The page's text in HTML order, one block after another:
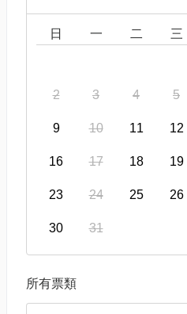
日 一 二 三
2 3 4 5
9 10 11 12
16 17 18 19
23 24 25 26
30 31
所有票類